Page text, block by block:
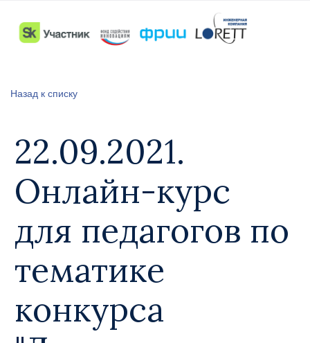
Назад к списку
22.09.2021.
Онлайн-курс
для педагогов по
тематике
конкурса